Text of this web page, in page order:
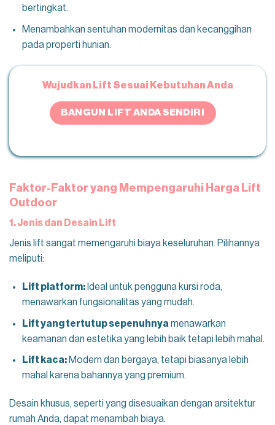
bertingkat.
Menambahkan sentuhan modernitas dan kecanggihan
pada properti hunian.
Wujudkan Lift Sesuai Kebutuhan Anda
BANGUN LIFT ANDA SENDIRI
Faktor-Faktor yang Mempengaruhi Harga Lift
Outdoor
1. Jenis dan Desain Lift
Jenis lift sangat memengaruhi biaya keseluruhan. Pilihannya
meliputi:
Lift platform:Ideal untuk pengguna kursi roda,
menawarkan fungsionalitas yang mudah.
Lift yang tertutup sepenuhnya menawarkan
keamanan dan estetika yang lebih baik tetapi lebih mahal.
Lift kaca:Modern dan bergaya, tetapi biasanya lebih
mahal karena bahannya yang premium.
Desain khusus, seperti yang disesuaikan dengan arsitektur
rumah Anda, dapat menambah biaya.